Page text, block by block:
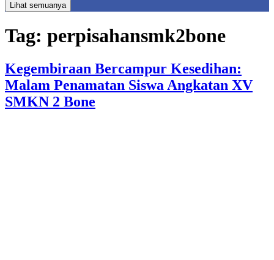
Lihat semuanya
Tag: perpisahansmk2bone
Kegembiraan Bercampur Kesedihan:
Malam Penamatan Siswa Angkatan XV
SMKN 2 Bone